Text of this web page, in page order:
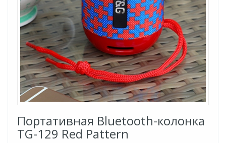
Портативная Bluetooth-колонка
TG-129 Red Pattern